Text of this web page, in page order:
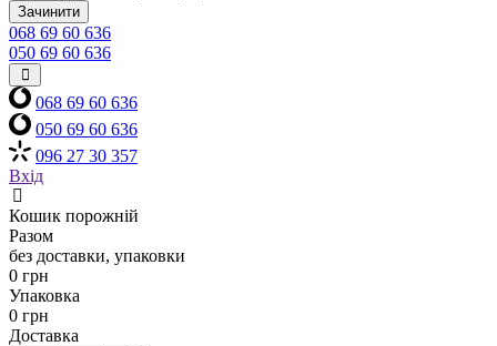
Зачинити
068 69 60 636
050 69 60 636
068 69 60 636
050 69 60 636
096 27 30 357
Вхід
Кошик порожній
Разом
без доставки, упаковки
0 грн
Упаковка
0 грн
Доставка